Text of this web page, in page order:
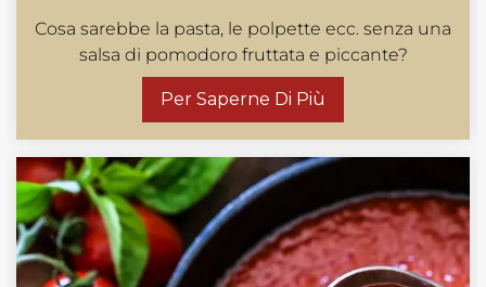
Cosa sarebbe la pasta, le polpette ecc. senza una
salsa di pomodoro fruttata e piccante?
Per Saperne Di Più